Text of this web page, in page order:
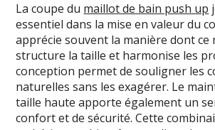
La coupe du maillot de bain push up
essentiel dans la mise en valeur du
apprécie souvent la manière dont ce
structure la taille et harmonise les
conception permet de souligner les
naturelles sans les exagérer. Le
taille haute apporte également un
confort et de sécurité. Cette